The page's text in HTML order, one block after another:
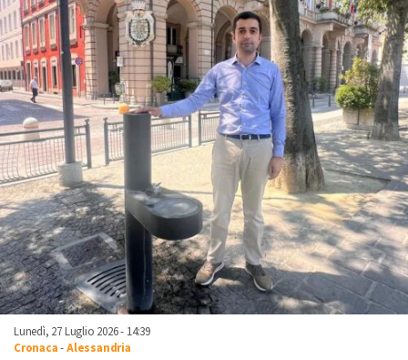
Lunedì, 27 Luglio 2026 - 14:39
Cronaca-Alessandria